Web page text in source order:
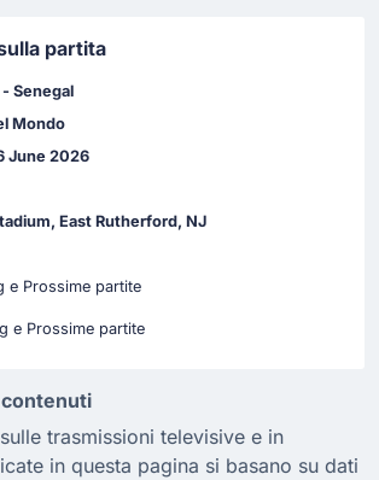
partita
Senegal
Mondo
June 2026
East Rutherford, NJ
e Prossime partite
e Prossime partite
trasmissioni televisive e in
in questa pagina si basano su dati